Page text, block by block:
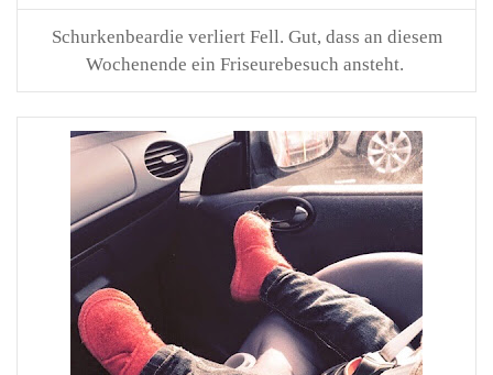
Schurkenbeardie verliert Fell. Gut, dass an diesem
Wochenende ein Friseurebesuch ansteht.